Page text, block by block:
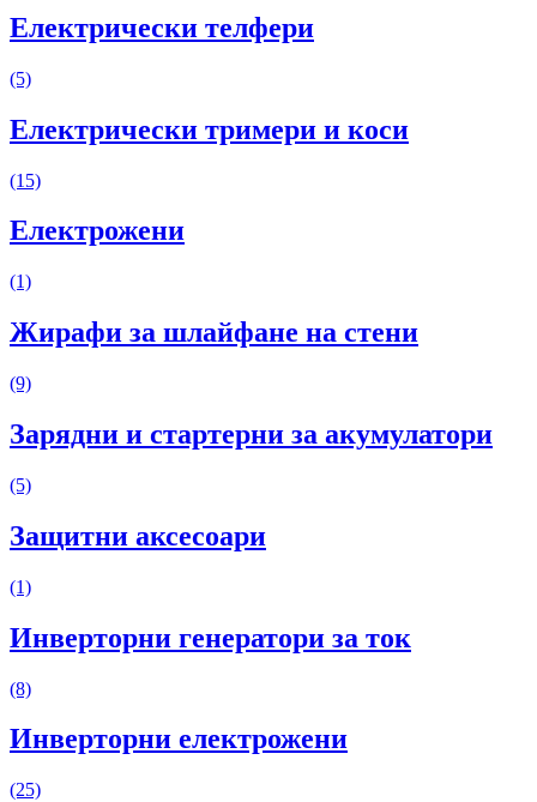
Електрически телфери
(5)
Електрически тримери и коси
(15)
Електрожени
(1)
Жирафи за шлайфане на стени
(9)
Зарядни и стартерни за акумулатори
(5)
Защитни аксесоари
(1)
Инверторни генератори за ток
(8)
Инверторни електрожени
(25)